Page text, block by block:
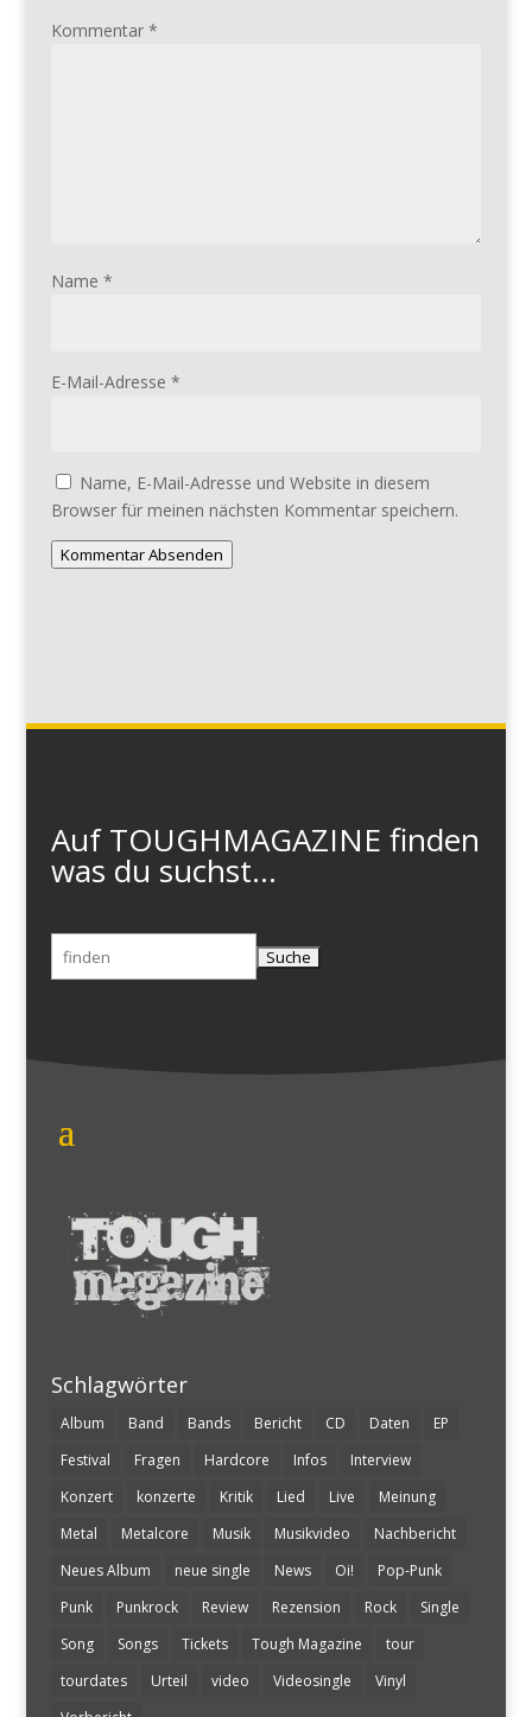
Kommentar *
Name *
E-Mail-Adresse *
Name, E-Mail-Adresse und Website in diesem
Browser für meinen nächsten Kommentar speichern.
Kommentar Absenden
Auf TOUGHMAGAZINE finden
was du suchst...
Suchen
nach:
Schlagwörter
Album Band Bands Bericht CD Daten
EP
Festival
Fragen Hardcore Infos
Interview
Konzert
konzerte Kritik Lied Live
Meinung
Metal
Metalcore Musik Musikvideo
Nachbericht
Neues Album
neue single News Oi!
Pop-Punk
Punk
Punkrock Review Rezension Rock
Single
Song
Songs Tickets Tough Magazine
tour
tourdates
Urteil video Videosingle
Vinyl